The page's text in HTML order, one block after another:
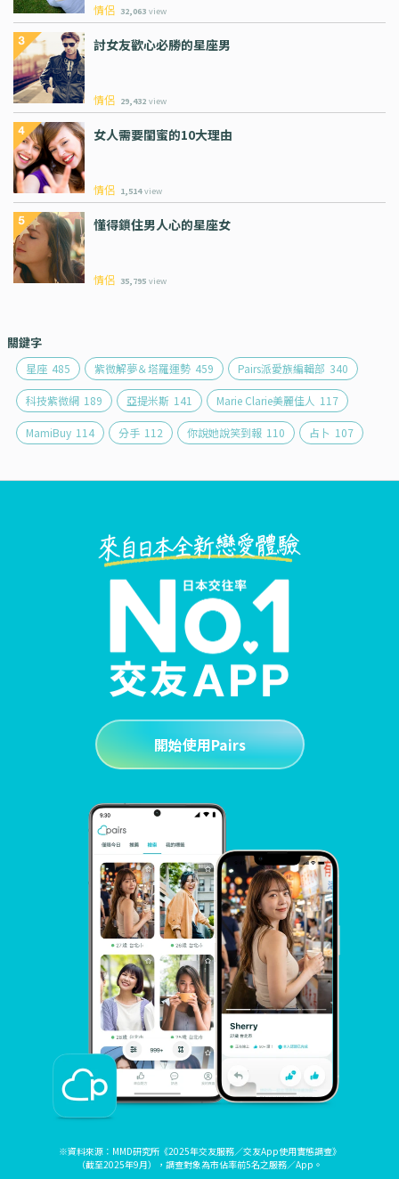
情侶 32,063 view
討女友歡心必勝的星座男
情侶 29,432 view
女人需要閨蜜的10大理由
情侶 1,514 view
懂得鎖住男人心的星座女
情侶 35,795 view
關鍵字
星座 485 紫微解夢＆塔羅運勢 459 Pairs派愛族編輯部 340
科技紫微網 189 亞提米斯 141 Marie Clarie美麗佳人 117
MamiBuy 114 分手 112 你說她說笑到報 110 占卜 107
開始使用Pairs
※資料來源：MMD研究所《2025年交友服務／交友App使用實態調查》
（截至2025年9月），調查對象為市佔率前5名之服務／App。